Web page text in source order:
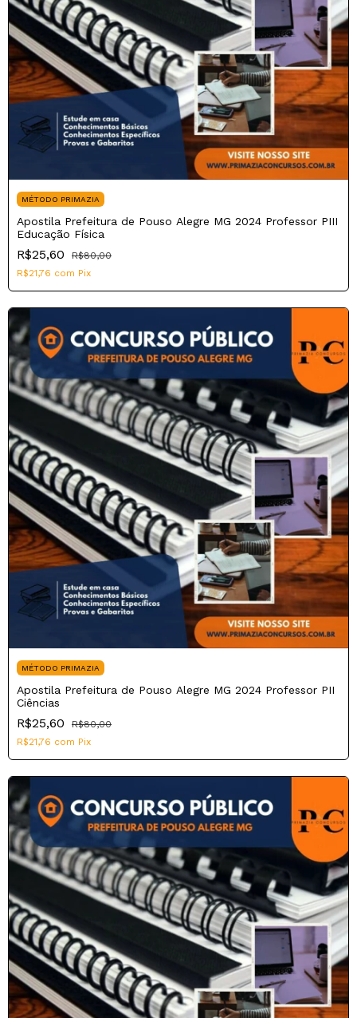
MÉTODO PRIMAZIA
Apostila Prefeitura de Pouso Alegre MG 2024 Professor PIII
Educação Física
R$25,60
R$80,00
R$21,76 com Pix
MÉTODO PRIMAZIA
Apostila Prefeitura de Pouso Alegre MG 2024 Professor PII
Ciências
R$25,60
R$80,00
R$21,76 com Pix